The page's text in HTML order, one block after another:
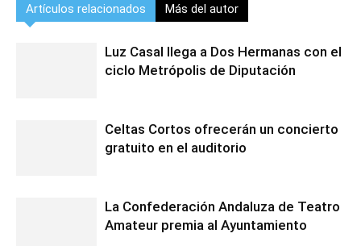
Artículos relacionados Más del autor
Luz Casal llega a Dos Hermanas con el
ciclo Metrópolis de Diputación
Celtas Cortos ofrecerán un concierto
gratuito en el auditorio
La Confederación Andaluza de Teatro
Amateur premia al Ayuntamiento